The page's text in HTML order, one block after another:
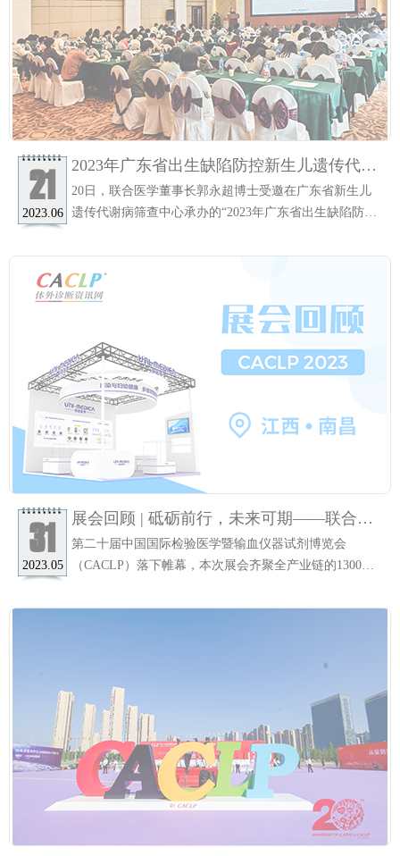
大利亚等，参展人数达21300人。
21
2023.06
2023年广东省出生缺陷防控新生儿遗传代谢
病筛查规范化诊疗技术与管理培训班成功举
办！
20日，联合医学董事长郭永超博士受邀在广东省新生儿
遗传代谢病筛查中心承办的“2023年广东省出生缺陷防控
作《新生儿遗传代谢病基因筛查》主题分享。
31
2023.05
展会回顾 | 砥砺前行，未来可期——联合医
学CACLP展会圆满落幕
第二十届中国国际检验医学暨输血仪器试剂博览会
（CACLP）落下帷幕，本次展会齐聚全产业链的1300多
趣。 深圳联合医学携全自动妇科炎症智能荧光分析系
精彩亮相，吸引了众多行业人士与新闻媒体莅临展位参
观交流。